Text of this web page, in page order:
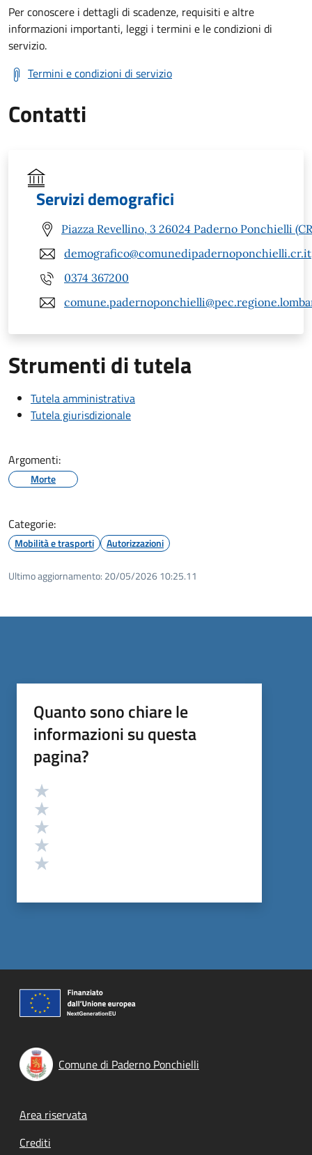
Per conoscere i dettagli di scadenze, requisiti e altre
informazioni importanti, leggi i termini e le condizioni di
servizio.
Termini e condizioni di servizio
Contatti
Servizi demografici
Piazza Revellino, 3 26024 Paderno Ponchielli
demografico@comunedipadernoponchielli.cr.it
0374 367200
Strumenti di tutela
Tutela amministrativa
Tutela giurisdizionale
Argomenti:
Morte
Categorie:
Mobilità e trasporti Autorizzazioni
Ultimo aggiornamento: 20/05/2026 10:25.11
Quanto sono chiare le
informazioni su questa
pagina?
Valutazione
Comune di Paderno Ponchielli
Footer menu
Area riservata
Crediti